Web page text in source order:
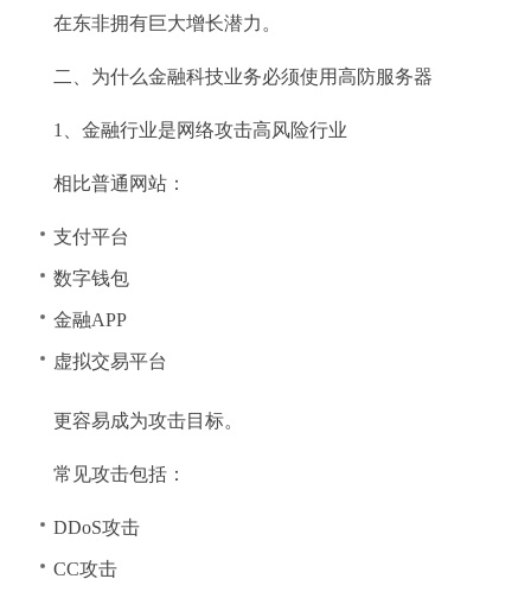
在东非拥有巨大增长潜力。
二、为什么金融科技业务必须使用高防服务器
1、金融行业是网络攻击高风险行业
相比普通网站：
支付平台
数字钱包
金融APP
虚拟交易平台
更容易成为攻击目标。
常见攻击包括：
DDoS攻击
CC攻击